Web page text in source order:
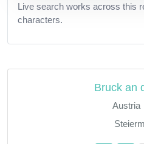
Live search works across this
characters.
Bruck an
Austria